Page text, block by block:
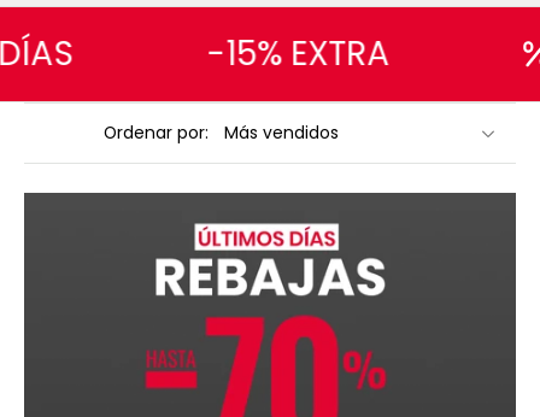
-15% EXTRA
Ordenar por: